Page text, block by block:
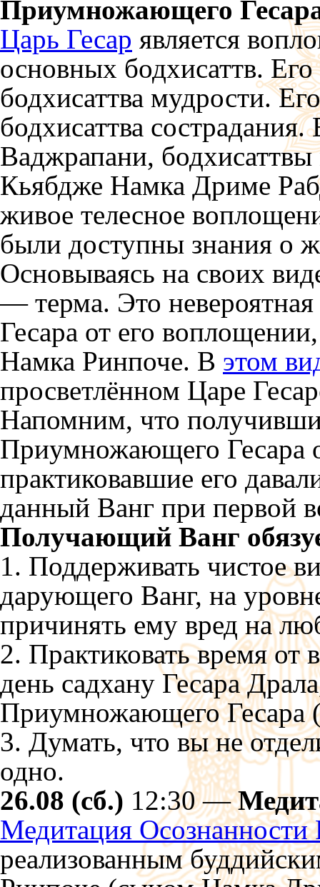
Приумножающего
Царь Гесар является
основных бодхисаттв.
бодхисаттва мудрости.
бодхисаттва
Ваджрапани,
Кьябдже Намка Дриме
живое телесное
были доступны знания о
Основываясь на своих
— терма. Это
Гесара от его
Намка Ринпоче. В этом
просветлённом Царе
Напомним, что
Приумножающего Гесара
практиковавшие его
данный Ванг при первой
Получающий Ванг
1. Поддерживать чистое
дарующего Ванг, на
причинять ему вред на
2. Практиковать время
день садхану Гесара
Приумножающего Гесара
3. Думать, что вы не
одно.
26.08 (сб.) 12:30 —
Медитация Осознанности
реализованным